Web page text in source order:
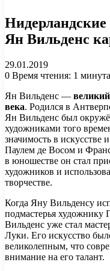
Ян Вильденс
29.01.2019
0 Время чтения: 1 минута
Ян Вильденс —
века. Родился в
Ян Вильденс был
художниками того
значимость в искусстве
Паулем де Восом и
в юношестве он стал
художников и
творчестве.
Когда Яну Вильденсу
подмастерья художнику
Вильденс уже стал
Луки. Его искусство
великолепным, что
внимание на его талант.